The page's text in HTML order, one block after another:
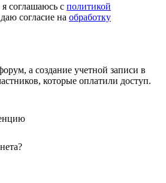
соглашаюсь с политикой
согласие на обработку
а создание учетной записи в
которые оплатили доступ.